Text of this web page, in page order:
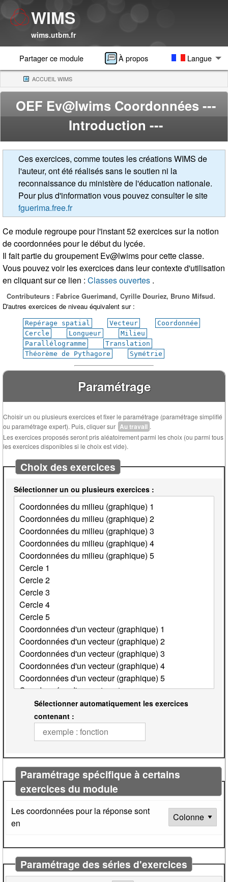
WIMS
wims.utbm.fr
Partager ce module À propos Langue
ACCUEIL WIMS(CURRENT)
OEF Ev@lwims Coordonnées---
Introduction ---
Ces exercices, comme toutes les créations WIMS de
l'auteur, ont été réalisés sans le soutien ni la
reconnaissance du ministère de l'éducation nationale.
Pour plus d'information vous pouvez consulter le site
fguerima.free.fr
Ce module regroupe pour l'instant 52 exercices sur la notion
de coordonnées pour le début du lycée.
Il fait partie du groupement Ev@lwims pour cette classe.
Vous pouvez voir les exercices dans leur contexte d'utilisation
en cliquant sur ce lien : Classes ouvertes .
Contributeurs : Fabrice Guerimand, Cyrille Douriez, Bruno Mifsud.
D'autres exercices de niveau équivalent sur :
Repérage spatial Vecteur
Coordonnée
Cercle
Longueur
Milieu
Parallélogramme
Translation
Théorème de Pythagore
Symétrie
Paramétrage
Choisir un ou plusieurs exercices et fixer le paramétrage (paramétrage simplifié
ou paramétrage expert). Puis, cliquer sur Au travail .
Les exercices proposés seront pris aléatoirement parmi les choix (ou parmi tous
les exercices disponibles si le choix est vide).
Choix des exercices
Sélectionner un ou plusieurs exercices :
Sélectionner automatiquement les exercices
contenant :
Paramétrage spécifique à certains
exercices du module
Les coordonnées pour la réponse sont
en
Paramétrage des séries d'exercices